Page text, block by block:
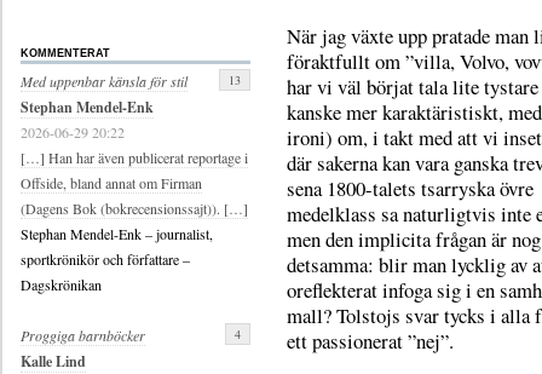
När jag växte upp pratade man
föraktfullt om ”villa, Volvo,
har vi väl börjat tala lite
kanske mer karaktäristiskt,
ironi) om, i takt med att vi
där sakerna kan vara ganska
sena 1800-talets tsarryska övre
medelklass sa naturligtvis inte
men den implicita frågan är
detsamma: blir man lycklig av
oreflekterat infoga sig i en
mall? Tolstojs svar tycks i alla
ett passionerat ”nej”.
KOMMENTERAT
Med uppenbar känsla för stil
Stephan Mendel-Enk
2026-06-29 20:22
[…] Han har även publicerat reportage i
Offside, bland annat om Firman
(Dagens Bok (bokrecensionssajt)). […]
Stephan Mendel-Enk – journalist,
sportkrönikör och författare –
Dagskrönikan
13
Proggiga barnböcker
Kalle Lind
4